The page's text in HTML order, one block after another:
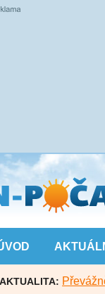
AKTUALITA: